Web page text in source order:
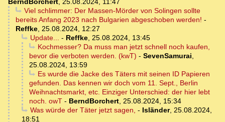
BerndBorchert, 25.08.2024, 11:47
Viel schlimmer: Der Massen-Mörder von Solingen sollte
bereits Anfang 2023 nach Bulgarien abgeschoben werden! -
Reffke, 25.08.2024, 12:27
Update... - Reffke, 25.08.2024, 13:45
Kochmesser? Da muss man jetzt schnell noch kaufen,
bevor die verboten werden. (kwT) - SevenSamurai,
25.08.2024, 13:59
Es wurde die Jacke des Täters mit seinen ID Papieren
gefunden. Das kennen wir doch vom 11. Sept., Berlin
Weihnachtsmarkt, etc. Einziger Unterschied: der hier lebt
noch. owT - BerndBorchert, 25.08.2024, 15:34
Was würde der Täter jetzt sagen, - Isländer, 25.08.2024,
18:51